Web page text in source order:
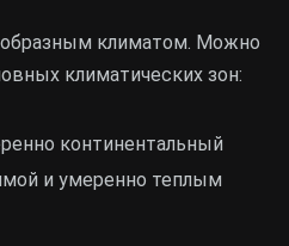
климатом. Можно
климатических зон:
континентальный
и умеренно теплым